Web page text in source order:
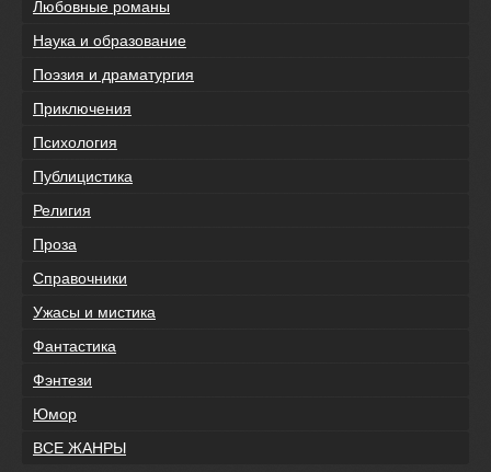
Любовные романы
Наука и образование
Поэзия и драматургия
Приключения
Психология
Публицистика
Религия
Проза
Справочники
Ужасы и мистика
Фантастика
Фэнтези
Юмор
ВСЕ ЖАНРЫ